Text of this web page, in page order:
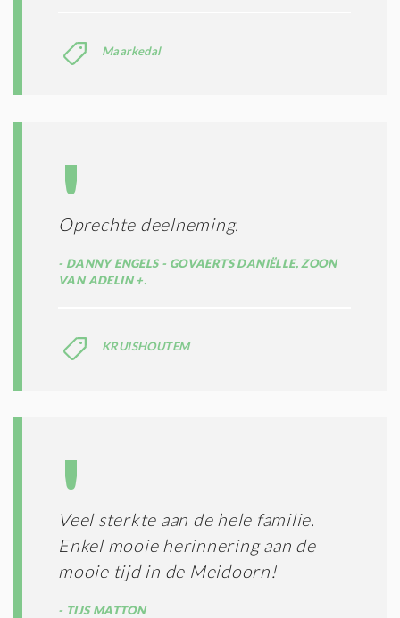
Maarkedal
Oprechte deelneming.
DANNY ENGELS - GOVAERTS DANIËLLE, ZOON
VAN ADELIN +.
KRUISHOUTEM
Veel sterkte aan de hele familie.
Enkel mooie herinnering aan de
mooie tijd in de Meidoorn!
TIJS MATTON